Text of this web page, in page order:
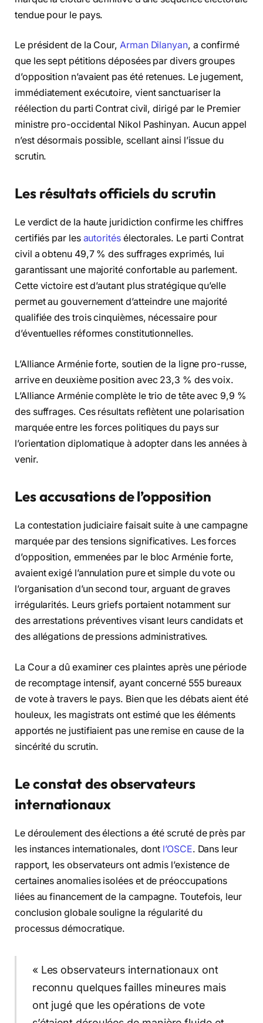
tendue pour le pays.
Le président de la Cour,Arman Dilanyan, a confirmé
que les sept pétitions déposées par divers groupes
d’opposition n’avaient pas été retenues. Le jugement,
immédiatement exécutoire, vient sanctuariser la
réélection du parti Contrat civil, dirigé par le Premier
ministre pro-occidental Nikol Pashinyan. Aucun appel
n’est désormais possible, scellant ainsi l’issue du
scrutin.
Les résultats officiels du scrutin
Le verdict de la haute juridiction confirme les chiffres
certifiés par les autoritésélectorales. Le parti Contrat
civil a obtenu 49,7 % des suffrages exprimés, lui
garantissant une majorité confortable au parlement.
Cette victoire est d’autant plus stratégique qu’elle
permet au gouvernement d’atteindre une majorité
qualifiée des trois cinquièmes, nécessaire pour
d’éventuelles réformes constitutionnelles.
L’Alliance Arménie forte, soutien de la ligne pro-russe,
arrive en deuxième position avec 23,3 % des voix.
L’Alliance Arménie complète le trio de tête avec 9,9 %
des suffrages. Ces résultats reflètent une polarisation
marquée entre les forces politiques du pays sur
l’orientation diplomatique à adopter dans les années à
venir.
Les accusations de l’opposition
La contestation judiciaire faisait suite à une campagne
marquée par des tensions significatives. Les forces
d’opposition, emmenées par le bloc Arménie forte,
avaient exigé l’annulation pure et simple du vote ou
l’organisation d’un second tour, arguant de graves
irrégularités. Leurs griefs portaient notamment sur
des arrestations préventives visant leurs candidats et
des allégations de pressions administratives.
La Cour a dû examiner ces plaintes après une période
de recomptage intensif, ayant concerné 555 bureaux
de vote à travers le pays. Bien que les débats aient été
houleux, les magistrats ont estimé que les éléments
apportés ne justifiaient pas une remise en cause de la
sincérité du scrutin.
Le constat des observateurs
internationaux
Le déroulement des élections a été scruté de près par
les instances internationales, dont l’OSCE. Dans leur
rapport, les observateurs ont admis l’existence de
certaines anomalies isolées et de préoccupations
liées au financement de la campagne. Toutefois, leur
conclusion globale souligne la régularité du
processus démocratique.
« Les observateurs internationaux ont
reconnu quelques failles mineures mais
ont jugé que les opérations de vote